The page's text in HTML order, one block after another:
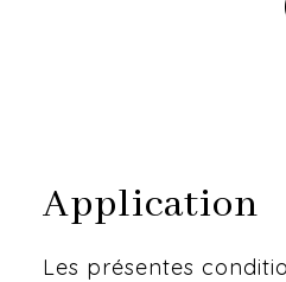
Application
Les présentes